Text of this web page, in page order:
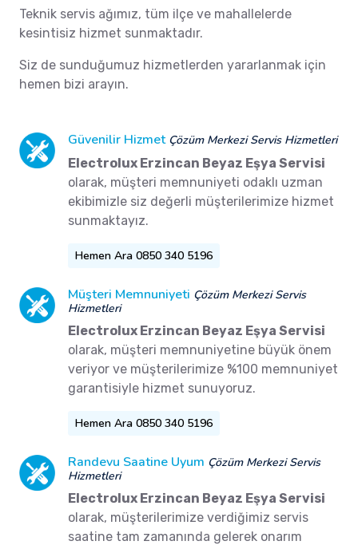
Teknik servis ağımız, tüm ilçe ve mahallelerde
kesintisiz hizmet sunmaktadır.
Siz de sunduğumuz hizmetlerden yararlanmak için
hemen bizi arayın.
Güvenilir Hizmet Çözüm Merkezi Servis Hizmetleri
Electrolux Erzincan Beyaz Eşya Servisi
olarak, müşteri memnuniyeti odaklı uzman
ekibimizle siz değerli müşterilerimize hizmet
sunmaktayız.
Hemen Ara 0850 340 5196
Müşteri Memnuniyeti Çözüm Merkezi Servis
Hizmetleri
Electrolux Erzincan Beyaz Eşya Servisi
olarak, müşteri memnuniyetine büyük önem
veriyor ve müşterilerimize %100 memnuniyet
garantisiyle hizmet sunuyoruz.
Hemen Ara 0850 340 5196
Randevu Saatine Uyum Çözüm Merkezi Servis
Hizmetleri
Electrolux Erzincan Beyaz Eşya Servisi
olarak, müşterilerimize verdiğimiz servis
saatine tam zamanında gelerek onarım